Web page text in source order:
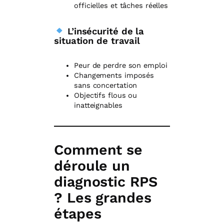
officielles et tâches réelles
L’insécurité de la
situation de travail
Peur de perdre son emploi
Changements imposés
sans concertation
Objectifs flous ou
inatteignables
Comment se
déroule un
diagnostic RPS
? Les grandes
étapes